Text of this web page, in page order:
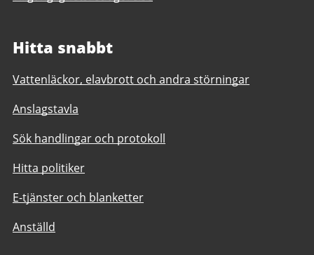
Hitta snabbt
Vattenläckor, elavbrott och andra störningar
Anslagstavla
Sök handlingar och protokoll
Hitta politiker
E-tjänster och blanketter
Anställd